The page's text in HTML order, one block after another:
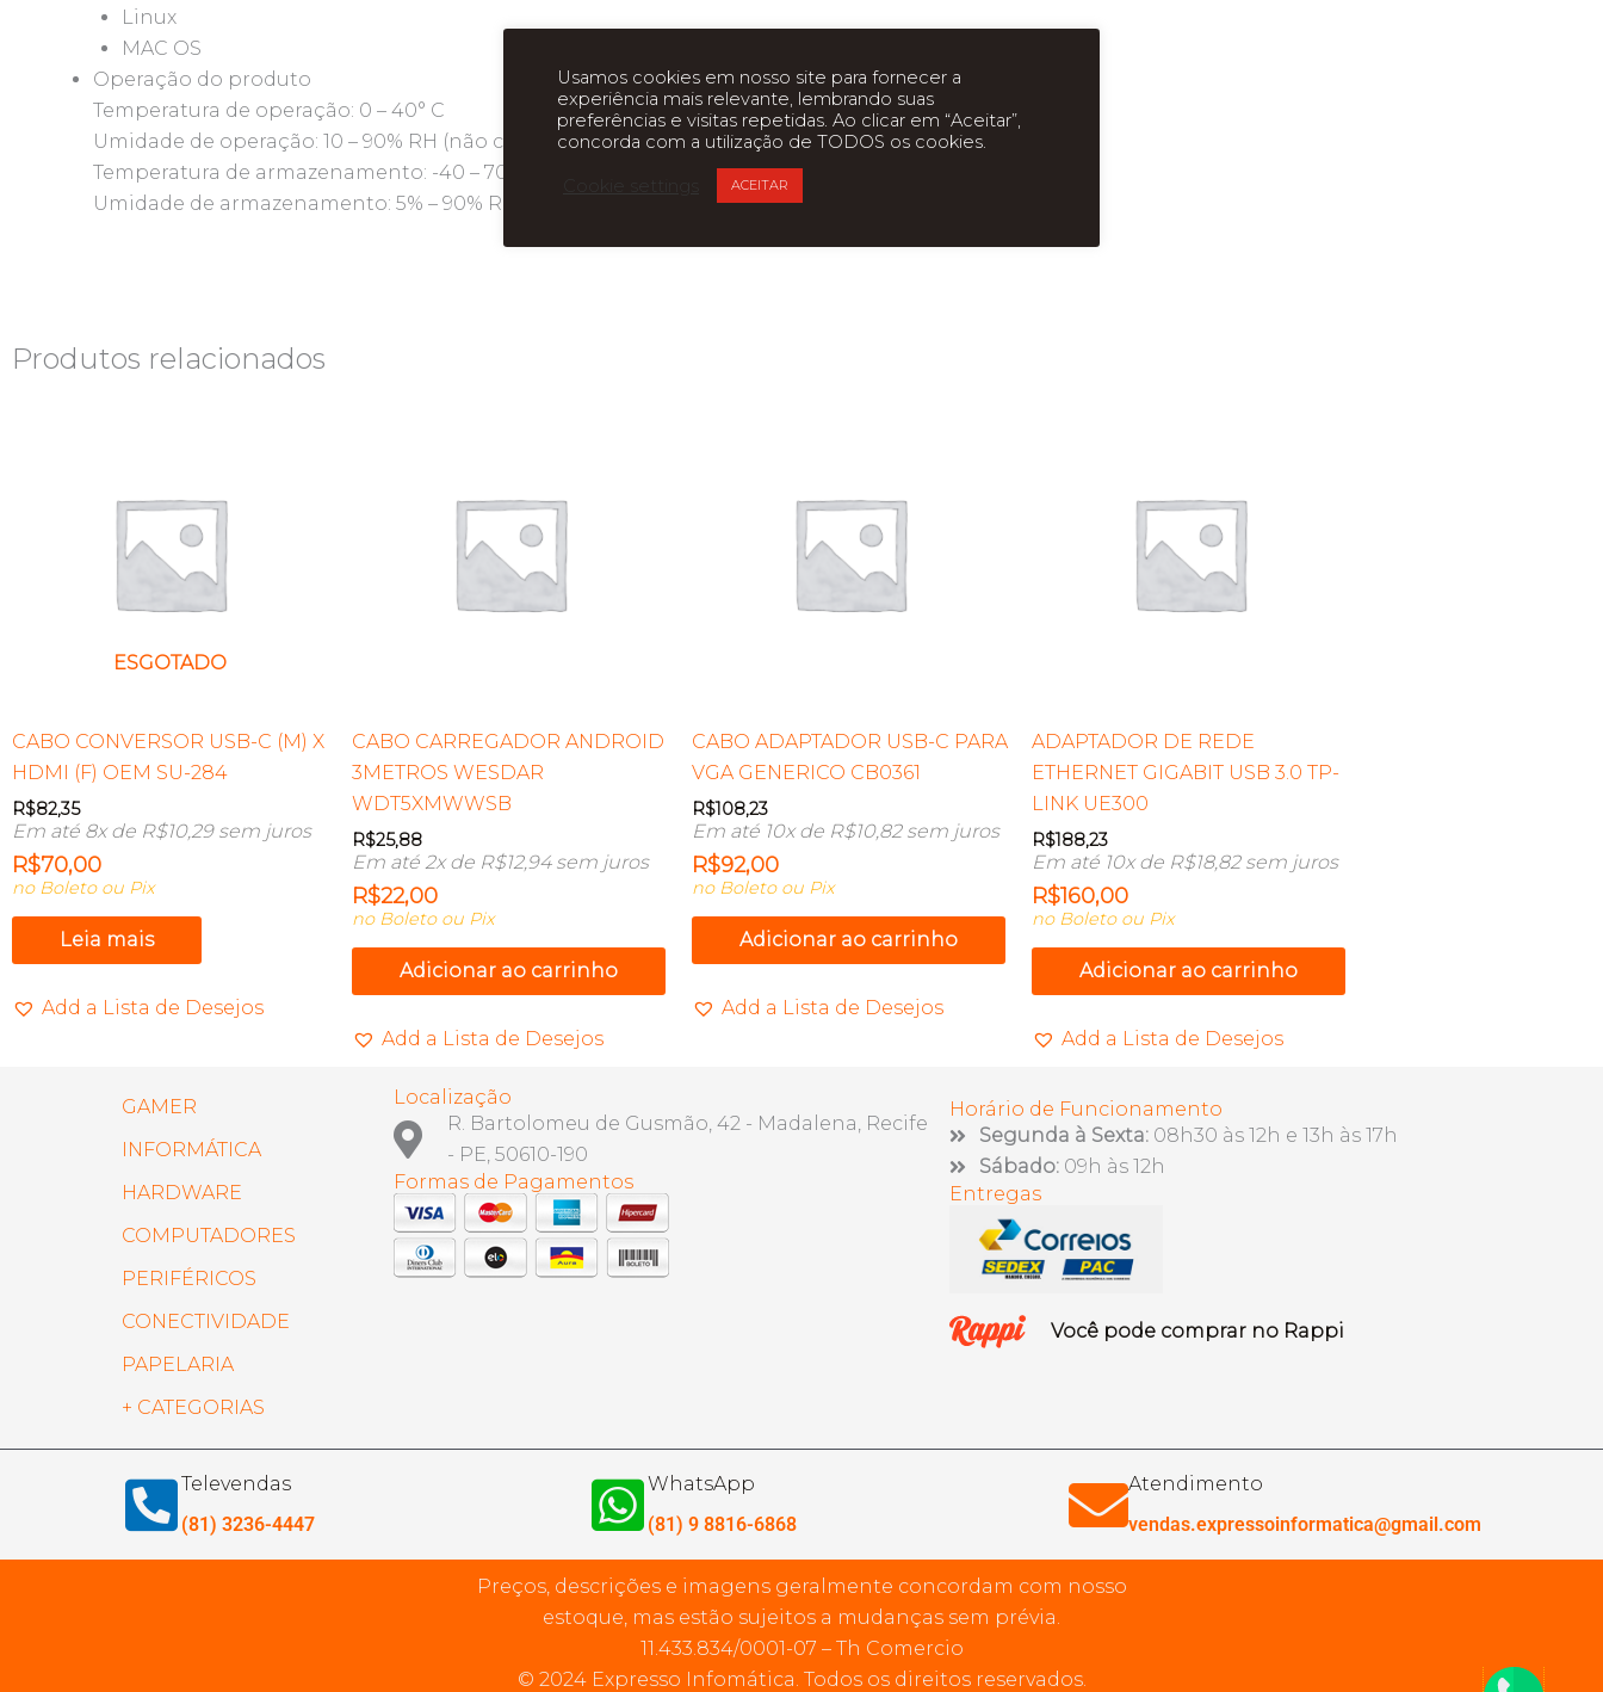
Linux
MAC OS
Operação do produto
Temperatura de operação: 0 – 40° C
Umidade de operação: 10 – 90% RH (não condensado)
Temperatura de armazenamento: -40 – 70º C
Umidade de armazenamento: 5% – 90% RH (não condensado)
Produtos relacionados
ESGOTADO
CABO CONVERSOR USB-C (M) X
HDMI (F) OEM SU-284
R$82,35
Em até 8x de R$10,29sem juros
R$70,00
no Boleto ou Pix
Leia mais
Add a Lista de Desejos
CABO CARREGADOR ANDROID
3METROS WESDAR
WDT5XMWWSB
R$25,88
Em até 2x de R$12,94sem juros
R$22,00
no Boleto ou Pix
Adicionar ao carrinho
Add a Lista de Desejos
CABO ADAPTADOR USB-C PARA
VGA GENERICO CB0361
R$108,23
Em até 10x de R$10,82sem juros
R$92,00
no Boleto ou Pix
Adicionar ao carrinho
Add a Lista de Desejos
ADAPTADOR DE REDE
ETHERNET GIGABIT USB 3.0 TP-
LINK UE300
R$188,23
Em até 10x de R$18,82sem juros
R$160,00
no Boleto ou Pix
Adicionar ao carrinho
Add a Lista de Desejos
GAMER
INFORMÁTICA
HARDWARE
COMPUTADORES
PERIFÉRICOS
CONECTIVIDADE
PAPELARIA
+ CATEGORIAS
Localização
R. Bartolomeu de Gusmão, 42 - Madalena, Recife
- PE, 50610-190
Formas de Pagamentos
Horário de Funcionamento
Segunda à Sexta: 08h30 às 12h e 13h às 17h
Sábado: 09h às 12h
Entregas
Você pode comprar no Rappi
Televendas
(81) 3236-4447
WhatsApp
(81) 9 8816-6868
Atendimento
vendas.expressoinformatica@gmail.com
Preços, descrições e imagens geralmente concordam com nosso
estoque, mas estão sujeitos a mudanças sem prévia.
11.433.834/0001-07 – Th Comercio
© 2024 Expresso Infomática. Todos os direitos reservados.
Usamos cookies em nosso site para fornecer a
experiência mais relevante, lembrando suas
preferências e visitas repetidas. Ao clicar em “Aceitar”,
concorda com a utilização de TODOS os cookies.
ACEITAR